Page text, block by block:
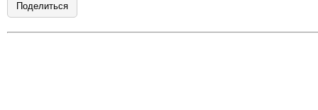
Поделиться